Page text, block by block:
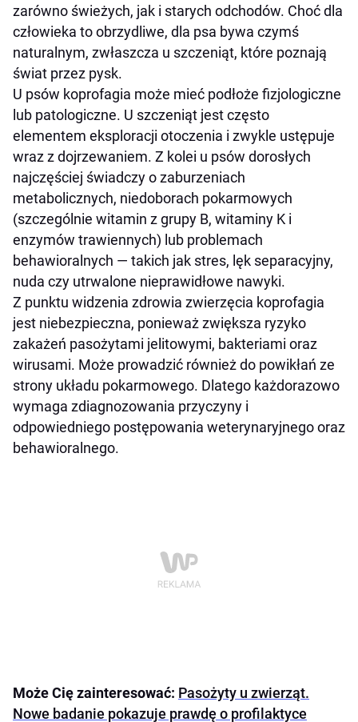
zarówno świeżych, jak i starych odchodów. Choć dla
człowieka to obrzydliwe, dla psa bywa czymś
naturalnym, zwłaszcza u szczeniąt, które poznają
świat przez pysk.
U psów koprofagia może mieć podłoże fizjologiczne
lub patologiczne. U szczeniąt jest często
elementem eksploracji otoczenia i zwykle ustępuje
wraz z dojrzewaniem. Z kolei u psów dorosłych
najczęściej świadczy o zaburzeniach
metabolicznych, niedoborach pokarmowych
(szczególnie witamin z grupy B, witaminy K i
enzymów trawiennych) lub problemach
behawioralnych — takich jak stres, lęk separacyjny,
nuda czy utrwalone nieprawidłowe nawyki.
Z punktu widzenia zdrowia zwierzęcia koprofagia
jest niebezpieczna, ponieważ zwiększa ryzyko
zakażeń pasożytami jelitowymi, bakteriami oraz
wirusami. Może prowadzić również do powikłań ze
strony układu pokarmowego. Dlatego każdorazowo
wymaga zdiagnozowania przyczyny i
odpowiedniego postępowania weterynaryjnego oraz
behawioralnego.
Może Cię zainteresować: Pasożyty u zwierząt.
Nowe badanie pokazuje prawdę o profilaktyce